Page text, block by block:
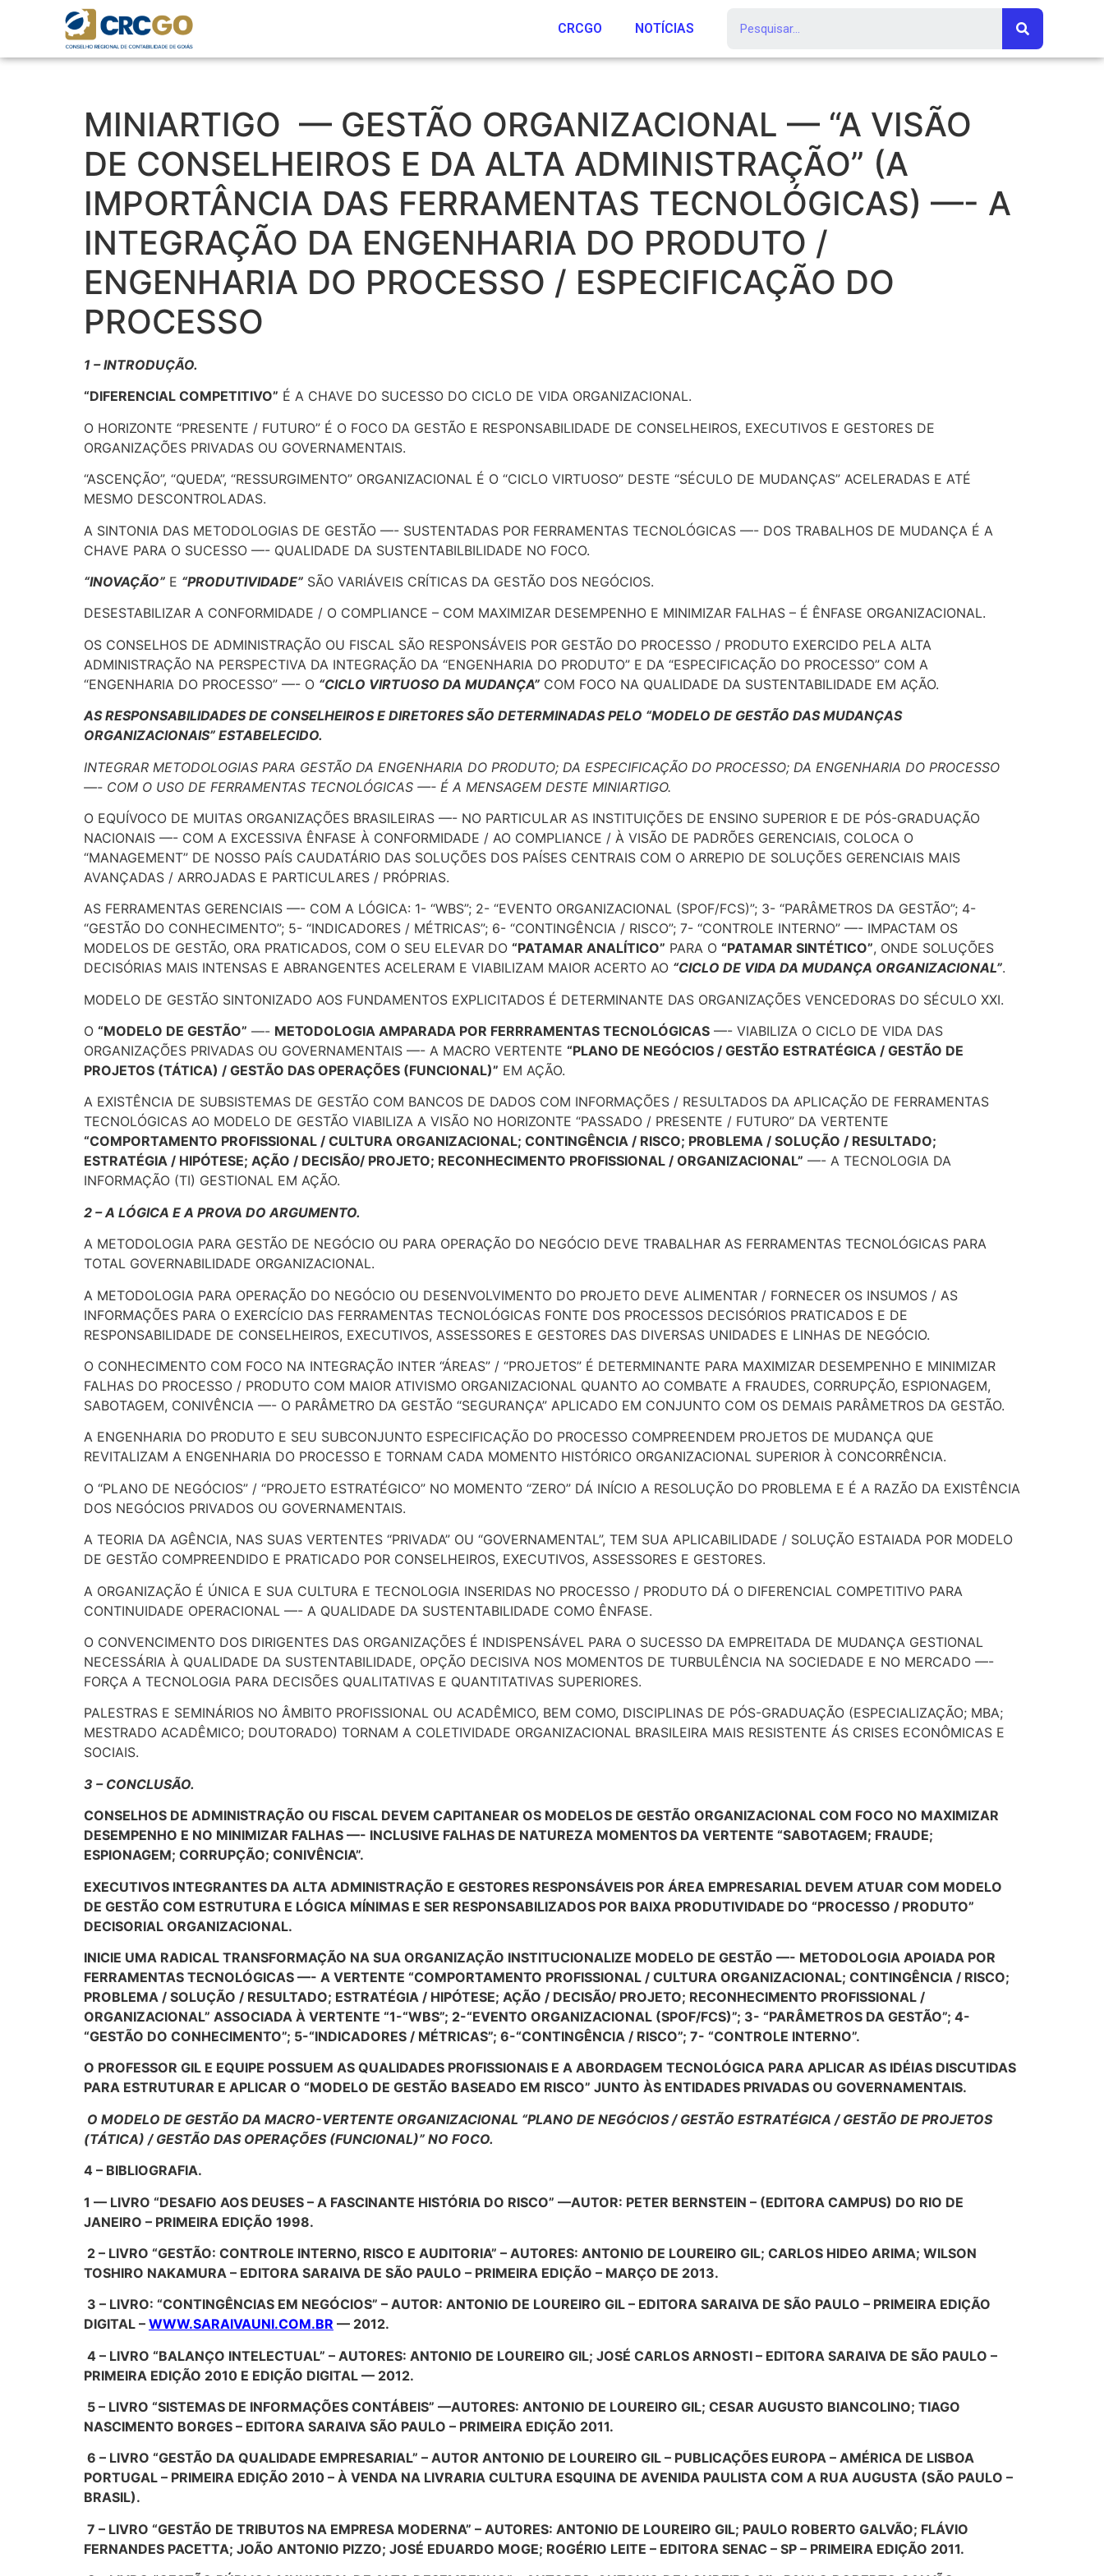
CRCGO NOTÍCIAS
MINIARTIGO — GESTÃO ORGANIZACIONAL — “A VISÃO
DE CONSELHEIROS E DA ALTA ADMINISTRAÇÃO” (A
IMPORTÂNCIA DAS FERRAMENTAS TECNOLÓGICAS) —- A
INTEGRAÇÃO DA ENGENHARIA DO PRODUTO /
ENGENHARIA DO PROCESSO / ESPECIFICAÇÃO DO
PROCESSO
1 – INTRODUÇÃO.
“DIFERENCIAL COMPETITIVO” É A CHAVE DO SUCESSO DO CICLO DE VIDA ORGANIZACIONAL.
O HORIZONTE “PRESENTE / FUTURO” É O FOCO DA GESTÃO E RESPONSABILIDADE DE CONSELHEIROS, EXECUTIVOS E GESTORES DE
ORGANIZAÇÕES PRIVADAS OU GOVERNAMENTAIS.
“ASCENÇÃO”, “QUEDA”, “RESSURGIMENTO” ORGANIZACIONAL É O “CICLO VIRTUOSO” DESTE “SÉCULO DE MUDANÇAS” ACELERADAS E ATÉ
MESMO DESCONTROLADAS.
A SINTONIA DAS METODOLOGIAS DE GESTÃO —- SUSTENTADAS POR FERRAMENTAS TECNOLÓGICAS —- DOS TRABALHOS DE MUDANÇA É A
CHAVE PARA O SUCESSO —- QUALIDADE DA SUSTENTABILBILIDADE NO FOCO.
“INOVAÇÃO” E “PRODUTIVIDADE” SÃO VARIÁVEIS CRÍTICAS DA GESTÃO DOS NEGÓCIOS.
DESESTABILIZAR A CONFORMIDADE / O COMPLIANCE – COM MAXIMIZAR DESEMPENHO E MINIMIZAR FALHAS – É ÊNFASE ORGANIZACIONAL.
OS CONSELHOS DE ADMINISTRAÇÃO OU FISCAL SÃO RESPONSÁVEIS POR GESTÃO DO PROCESSO / PRODUTO EXERCIDO PELA ALTA
ADMINISTRAÇÃO NA PERSPECTIVA DA INTEGRAÇÃO DA “ENGENHARIA DO PRODUTO” E DA “ESPECIFICAÇÃO DO PROCESSO” COM A
“ENGENHARIA DO PROCESSO” —- O “CICLO VIRTUOSO DA MUDANÇA” COM FOCO NA QUALIDADE DA SUSTENTABILIDADE EM AÇÃO.
AS RESPONSABILIDADES DE CONSELHEIROS E DIRETORES SÃO DETERMINADAS PELO “MODELO DE GESTÃO DAS MUDANÇAS
ORGANIZACIONAIS” ESTABELECIDO.
INTEGRAR METODOLOGIAS PARA GESTÃO DA ENGENHARIA DO PRODUTO; DA ESPECIFICAÇÃO DO PROCESSO; DA ENGENHARIA DO PROCESSO
—- COM O USO DE FERRAMENTAS TECNOLÓGICAS —- É A MENSAGEM DESTE MINIARTIGO.
O EQUÍVOCO DE MUITAS ORGANIZAÇÕES BRASILEIRAS —- NO PARTICULAR AS INSTITUIÇÕES DE ENSINO SUPERIOR E DE PÓS-GRADUAÇÃO
NACIONAIS —- COM A EXCESSIVA ÊNFASE À CONFORMIDADE / AO COMPLIANCE / À VISÃO DE PADRÕES GERENCIAIS, COLOCA O
“MANAGEMENT” DE NOSSO PAÍS CAUDATÁRIO DAS SOLUÇÕES DOS PAÍSES CENTRAIS COM O ARREPIO DE SOLUÇÕES GERENCIAIS MAIS
AVANÇADAS / ARROJADAS E PARTICULARES / PRÓPRIAS.
AS FERRAMENTAS GERENCIAIS —- COM A LÓGICA: 1- “WBS”; 2- “EVENTO ORGANIZACIONAL (SPOF/FCS)”; 3- “PARÂMETROS DA GESTÃO”; 4-
“GESTÃO DO CONHECIMENTO”; 5- “INDICADORES / MÉTRICAS”; 6- “CONTINGÊNCIA / RISCO”; 7- “CONTROLE INTERNO” —- IMPACTAM OS
MODELOS DE GESTÃO, ORA PRATICADOS, COM O SEU ELEVAR DO “PATAMAR ANALÍTICO” PARA O “PATAMAR SINTÉTICO”, ONDE SOLUÇÕES
DECISÓRIAS MAIS INTENSAS E ABRANGENTES ACELERAM E VIABILIZAM MAIOR ACERTO AO “CICLO DE VIDA DA MUDANÇA ORGANIZACIONAL”.
MODELO DE GESTÃO SINTONIZADO AOS FUNDAMENTOS EXPLICITADOS É DETERMINANTE DAS ORGANIZAÇÕES VENCEDORAS DO SÉCULO XXI.
O “MODELO DE GESTÃO” —- METODOLOGIA AMPARADA POR FERRRAMENTAS TECNOLÓGICAS —- VIABILIZA O CICLO DE VIDA DAS
ORGANIZAÇÕES PRIVADAS OU GOVERNAMENTAIS —- A MACRO VERTENTE “PLANO DE NEGÓCIOS / GESTÃO ESTRATÉGICA / GESTÃO DE
PROJETOS (TÁTICA) / GESTÃO DAS OPERAÇÕES (FUNCIONAL)” EM AÇÃO.
A EXISTÊNCIA DE SUBSISTEMAS DE GESTÃO COM BANCOS DE DADOS COM INFORMAÇÕES / RESULTADOS DA APLICAÇÃO DE FERRAMENTAS
TECNOLÓGICAS AO MODELO DE GESTÃO VIABILIZA A VISÃO NO HORIZONTE “PASSADO / PRESENTE / FUTURO” DA VERTENTE
“COMPORTAMENTO PROFISSIONAL / CULTURA ORGANIZACIONAL; CONTINGÊNCIA / RISCO; PROBLEMA / SOLUÇÃO / RESULTADO;
ESTRATÉGIA / HIPÓTESE; AÇÃO / DECISÃO/ PROJETO; RECONHECIMENTO PROFISSIONAL / ORGANIZACIONAL” —- A TECNOLOGIA DA
INFORMAÇÃO (TI) GESTIONAL EM AÇÃO.
2 – A LÓGICA E A PROVA DO ARGUMENTO.
A METODOLOGIA PARA GESTÃO DE NEGÓCIO OU PARA OPERAÇÃO DO NEGÓCIO DEVE TRABALHAR AS FERRAMENTAS TECNOLÓGICAS PARA
TOTAL GOVERNABILIDADE ORGANIZACIONAL.
A METODOLOGIA PARA OPERAÇÃO DO NEGÓCIO OU DESENVOLVIMENTO DO PROJETO DEVE ALIMENTAR / FORNECER OS INSUMOS / AS
INFORMAÇÕES PARA O EXERCÍCIO DAS FERRAMENTAS TECNOLÓGICAS FONTE DOS PROCESSOS DECISÓRIOS PRATICADOS E DE
RESPONSABILIDADE DE CONSELHEIROS, EXECUTIVOS, ASSESSORES E GESTORES DAS DIVERSAS UNIDADES E LINHAS DE NEGÓCIO.
O CONHECIMENTO COM FOCO NA INTEGRAÇÃO INTER “ÁREAS” / “PROJETOS” É DETERMINANTE PARA MAXIMIZAR DESEMPENHO E MINIMIZAR
FALHAS DO PROCESSO / PRODUTO COM MAIOR ATIVISMO ORGANIZACIONAL QUANTO AO COMBATE A FRAUDES, CORRUPÇÃO, ESPIONAGEM,
SABOTAGEM, CONIVÊNCIA —- O PARÂMETRO DA GESTÃO “SEGURANÇA” APLICADO EM CONJUNTO COM OS DEMAIS PARÂMETROS DA GESTÃO.
A ENGENHARIA DO PRODUTO E SEU SUBCONJUNTO ESPECIFICAÇÃO DO PROCESSO COMPREENDEM PROJETOS DE MUDANÇA QUE
REVITALIZAM A ENGENHARIA DO PROCESSO E TORNAM CADA MOMENTO HISTÓRICO ORGANIZACIONAL SUPERIOR À CONCORRÊNCIA.
O “PLANO DE NEGÓCIOS” / “PROJETO ESTRATÉGICO” NO MOMENTO “ZERO” DÁ INÍCIO A RESOLUÇÃO DO PROBLEMA E É A RAZÃO DA EXISTÊNCIA
DOS NEGÓCIOS PRIVADOS OU GOVERNAMENTAIS.
A TEORIA DA AGÊNCIA, NAS SUAS VERTENTES “PRIVADA” OU “GOVERNAMENTAL”, TEM SUA APLICABILIDADE / SOLUÇÃO ESTAIADA POR MODELO
DE GESTÃO COMPREENDIDO E PRATICADO POR CONSELHEIROS, EXECUTIVOS, ASSESSORES E GESTORES.
A ORGANIZAÇÃO É ÚNICA E SUA CULTURA E TECNOLOGIA INSERIDAS NO PROCESSO / PRODUTO DÁ O DIFERENCIAL COMPETITIVO PARA
CONTINUIDADE OPERACIONAL —- A QUALIDADE DA SUSTENTABILIDADE COMO ÊNFASE.
O CONVENCIMENTO DOS DIRIGENTES DAS ORGANIZAÇÕES É INDISPENSÁVEL PARA O SUCESSO DA EMPREITADA DE MUDANÇA GESTIONAL
NECESSÁRIA À QUALIDADE DA SUSTENTABILIDADE, OPÇÃO DECISIVA NOS MOMENTOS DE TURBULÊNCIA NA SOCIEDADE E NO MERCADO —-
FORÇA A TECNOLOGIA PARA DECISÕES QUALITATIVAS E QUANTITATIVAS SUPERIORES.
PALESTRAS E SEMINÁRIOS NO ÂMBITO PROFISSIONAL OU ACADÊMICO, BEM COMO, DISCIPLINAS DE PÓS-GRADUAÇÃO (ESPECIALIZAÇÃO; MBA;
MESTRADO ACADÊMICO; DOUTORADO) TORNAM A COLETIVIDADE ORGANIZACIONAL BRASILEIRA MAIS RESISTENTE ÁS CRISES ECONÔMICAS E
SOCIAIS.
3 – CONCLUSÃO.
CONSELHOS DE ADMINISTRAÇÃO OU FISCAL DEVEM CAPITANEAR OS MODELOS DE GESTÃO ORGANIZACIONAL COM FOCO NO MAXIMIZAR
DESEMPENHO E NO MINIMIZAR FALHAS —- INCLUSIVE FALHAS DE NATUREZA MOMENTOS DA VERTENTE “SABOTAGEM; FRAUDE;
ESPIONAGEM; CORRUPÇÃO; CONIVÊNCIA”.
EXECUTIVOS INTEGRANTES DA ALTA ADMINISTRAÇÃO E GESTORES RESPONSÁVEIS POR ÁREA EMPRESARIAL DEVEM ATUAR COM MODELO
DE GESTÃO COM ESTRUTURA E LÓGICA MÍNIMAS E SER RESPONSABILIZADOS POR BAIXA PRODUTIVIDADE DO “PROCESSO / PRODUTO”
DECISORIAL ORGANIZACIONAL.
INICIE UMA RADICAL TRANSFORMAÇÃO NA SUA ORGANIZAÇÃO INSTITUCIONALIZE MODELO DE GESTÃO —- METODOLOGIA APOIADA POR
FERRAMENTAS TECNOLÓGICAS —- A VERTENTE “COMPORTAMENTO PROFISSIONAL / CULTURA ORGANIZACIONAL; CONTINGÊNCIA / RISCO;
PROBLEMA / SOLUÇÃO / RESULTADO; ESTRATÉGIA / HIPÓTESE; AÇÃO / DECISÃO/ PROJETO; RECONHECIMENTO PROFISSIONAL /
ORGANIZACIONAL” ASSOCIADA À VERTENTE “1-“WBS”; 2-“EVENTO ORGANIZACIONAL (SPOF/FCS)”; 3- “PARÂMETROS DA GESTÃO”; 4-
“GESTÃO DO CONHECIMENTO”; 5-“INDICADORES / MÉTRICAS”; 6-“CONTINGÊNCIA / RISCO”; 7- “CONTROLE INTERNO”.
O PROFESSOR GIL E EQUIPE POSSUEM AS QUALIDADES PROFISSIONAIS E A ABORDAGEM TECNOLÓGICA PARA APLICAR AS IDÉIAS DISCUTIDAS
PARA ESTRUTURAR E APLICAR O “MODELO DE GESTÃO BASEADO EM RISCO” JUNTO ÀS ENTIDADES PRIVADAS OU GOVERNAMENTAIS.
O MODELO DE GESTÃO DA MACRO-VERTENTE ORGANIZACIONAL “PLANO DE NEGÓCIOS / GESTÃO ESTRATÉGICA / GESTÃO DE PROJETOS
(TÁTICA) / GESTÃO DAS OPERAÇÕES (FUNCIONAL)” NO FOCO.
4 – BIBLIOGRAFIA.
1 — LIVRO “DESAFIO AOS DEUSES – A FASCINANTE HISTÓRIA DO RISCO” —AUTOR: PETER BERNSTEIN – (EDITORA CAMPUS) DO RIO DE
JANEIRO – PRIMEIRA EDIÇÃO 1998.
2 – LIVRO “GESTÃO: CONTROLE INTERNO, RISCO E AUDITORIA” – AUTORES: ANTONIO DE LOUREIRO GIL; CARLOS HIDEO ARIMA; WILSON
TOSHIRO NAKAMURA – EDITORA SARAIVA DE SÃO PAULO – PRIMEIRA EDIÇÃO – MARÇO DE 2013.
3 – LIVRO: “CONTINGÊNCIAS EM NEGÓCIOS” – AUTOR: ANTONIO DE LOUREIRO GIL – EDITORA SARAIVA DE SÃO PAULO – PRIMEIRA EDIÇÃO
DIGITAL – WWW.SARAIVAUNI.COM.BR — 2012.
4 – LIVRO “BALANÇO INTELECTUAL” – AUTORES: ANTONIO DE LOUREIRO GIL; JOSÉ CARLOS ARNOSTI – EDITORA SARAIVA DE SÃO PAULO –
PRIMEIRA EDIÇÃO 2010 E EDIÇÃO DIGITAL — 2012.
5 – LIVRO “SISTEMAS DE INFORMAÇÕES CONTÁBEIS” —AUTORES: ANTONIO DE LOUREIRO GIL; CESAR AUGUSTO BIANCOLINO; TIAGO
NASCIMENTO BORGES – EDITORA SARAIVA SÃO PAULO – PRIMEIRA EDIÇÃO 2011.
6 – LIVRO “GESTÃO DA QUALIDADE EMPRESARIAL” – AUTOR ANTONIO DE LOUREIRO GIL – PUBLICAÇÕES EUROPA – AMÉRICA DE LISBOA
PORTUGAL – PRIMEIRA EDIÇÃO 2010 – À VENDA NA LIVRARIA CULTURA ESQUINA DE AVENIDA PAULISTA COM A RUA AUGUSTA (SÃO PAULO –
BRASIL).
7 – LIVRO “GESTÃO DE TRIBUTOS NA EMPRESA MODERNA” – AUTORES: ANTONIO DE LOUREIRO GIL; PAULO ROBERTO GALVÃO; FLÁVIO
FERNANDES PACETTA; JOÃO ANTONIO PIZZO; JOSÉ EDUARDO MOGE; ROGÉRIO LEITE – EDITORA SENAC – SP – PRIMEIRA EDIÇÃO 2011.